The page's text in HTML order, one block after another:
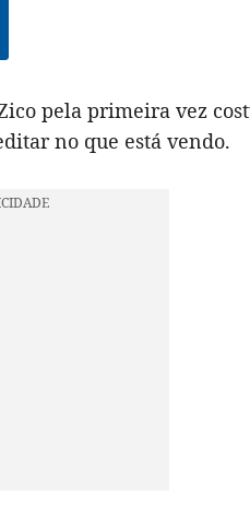
pela primeira vez
no que está vendo.